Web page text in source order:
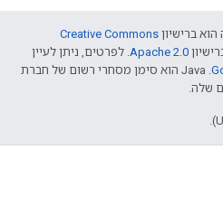
ברישיון Creative Commons
Apache 2.0. לפרטים, ניתן לעיין
.‏ Java הוא סימן מסחרי רשום של חברת